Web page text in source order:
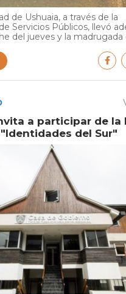
de Ushuaia, a través de la
Servicios Públicos, llevó
del jueves y la madrugada
a participar de la
del Sur"